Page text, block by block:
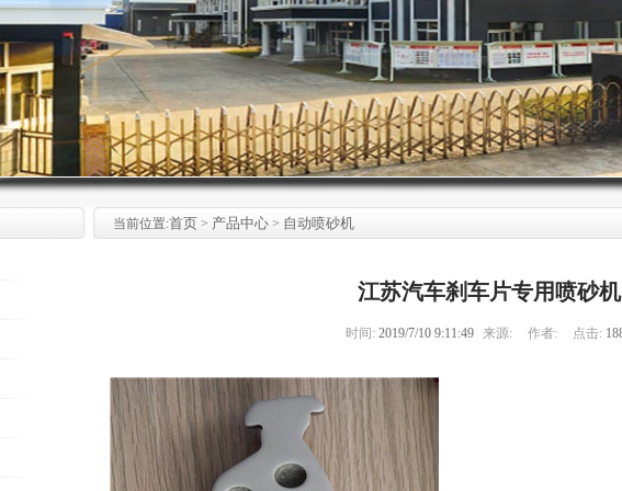
当前位置:首页 > 产品中心 > 自动喷砂机
江苏汽车刹车片专用喷砂机
时间: 2019/7/10 9:11:49 来源: 作者: 点击: